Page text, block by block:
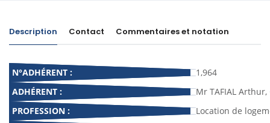
Description Contact Commentaires et notation
N°ADHÉRENT :
1,964
ADHÉRENT :
Mr TAFIAL
PROFESSION :
Location de